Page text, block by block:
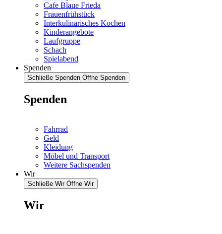
Cafe Blaue Frieda
Frauenfrühstück
Interkulinarisches Kochen
Kinderangebote
Laufgruppe
Schach
Spielabend
Spenden
Schließe Spenden Öffne Spenden
Spenden
Fahrrad
Geld
Kleidung
Möbel und Transport
Weitere Sachspenden
Wir
Schließe Wir Öffne Wir
Wir